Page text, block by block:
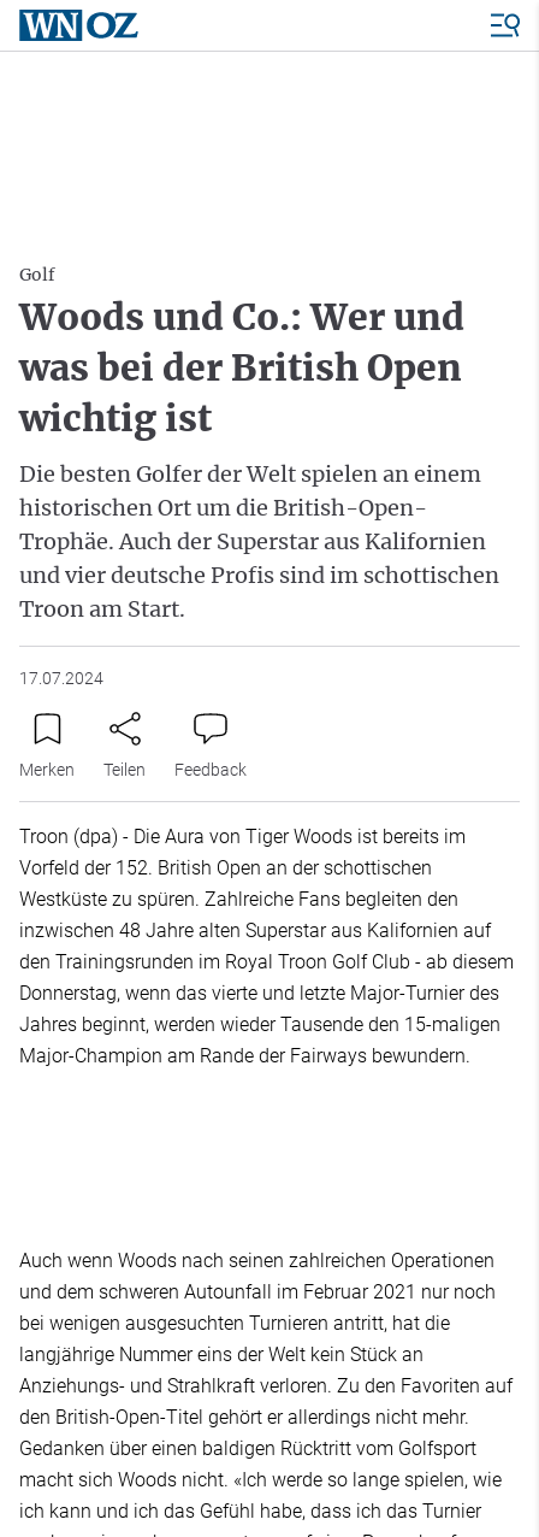
Golf
Woods und Co.: Wer und
was bei der British Open
wichtig ist
Die besten Golfer der Welt spielen an einem
historischen Ort um die British-Open-
Trophäe. Auch der Superstar aus Kalifornien
und vier deutsche Profis sind im schottischen
Troon am Start.
17.07.2024
Merken Teilen Feedback
Troon (dpa) - Die Aura von Tiger Woods ist bereits im
Vorfeld der 152. British Open an der schottischen
Westküste zu spüren. Zahlreiche Fans begleiten den
inzwischen 48 Jahre alten Superstar aus Kalifornien auf
den Trainingsrunden im Royal Troon Golf Club - ab diesem
Donnerstag, wenn das vierte und letzte Major-Turnier des
Jahres beginnt, werden wieder Tausende den 15-maligen
Major-Champion am Rande der Fairways bewundern.
Auch wenn Woods nach seinen zahlreichen Operationen
und dem schweren Autounfall im Februar 2021 nur noch
bei wenigen ausgesuchten Turnieren antritt, hat die
langjährige Nummer eins der Welt kein Stück an
Anziehungs- und Strahlkraft verloren. Zu den Favoriten auf
den British-Open-Titel gehört er allerdings nicht mehr.
Gedanken über einen baldigen Rücktritt vom Golfsport
macht sich Woods nicht. «Ich werde so lange spielen, wie
ich kann und ich das Gefühl habe, dass ich das Turnier